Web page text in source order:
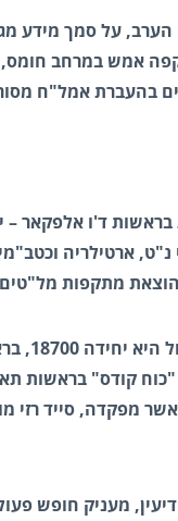
הערב, על סמך מידע
אמש במרחב
בהעברת אמל"ח
בראשות ד'ו אלפקאר
נ"ט, ארטילריה
מתקפות
קודס" בראשות
לגיס לבנון" (יחידה
מעניק חופש